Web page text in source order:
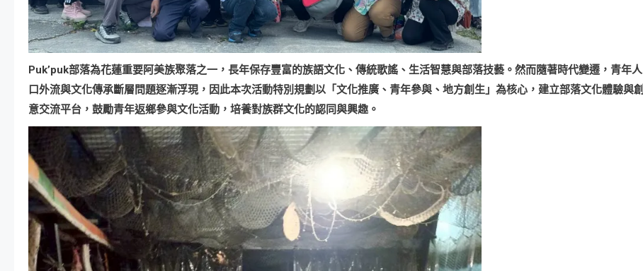
Puk’puk部落為花蓮重要阿美族聚落之一，長年保存豐富的族語文化、傳統歌謠、生活智慧與部落技藝。然而隨著時代變遷，青年人
口外流與文化傳承斷層問題逐漸浮現，因此本次活動特別規劃以「文化推廣、青年參與、地方創生」為核心，建立部落文化體驗與創
意交流平台，鼓勵青年返鄉參與文化活動，培養對族群文化的認同與興趣。